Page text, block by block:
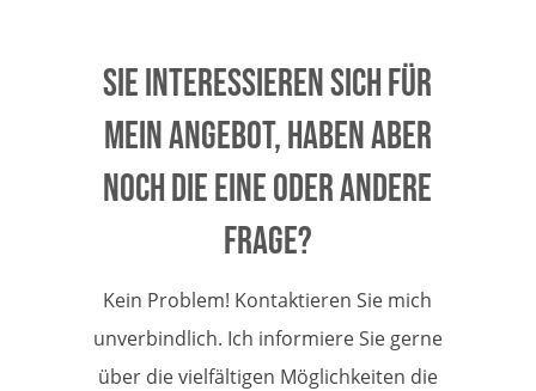
Sie interessieren sich für
mein Angebot, haben aber
noch die eine oder andere
Frage?
Kein Problem! Kontaktieren Sie mich
unverbindlich. Ich informiere Sie gerne
über die vielfältigen Möglichkeiten die